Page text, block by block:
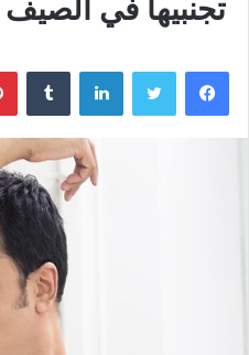
تجنبيها في الصيف
فيسبوك تويتر لينكدإن